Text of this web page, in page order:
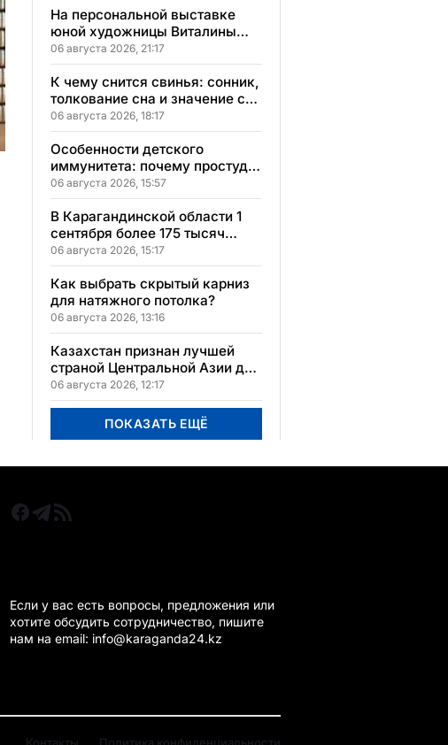
На персональной выставке
юной художницы Виталины
представлено 156 работ
06 августа 2026, 21:17
К чему снится свинья: сонник,
толкование сна и значение сна
для вашей жизни
06 августа 2026, 18:17
Особенности детского
иммунитета: почему простуды
у детей протекают иначе и как
правильно им помогать
06 августа 2026, 15:57
В Карагандинской области 1
сентября более 175 тысяч
школьников начнут учебный
год
06 августа 2026, 15:17
Как выбрать скрытый карниз
для натяжного потолка?
06 августа 2026, 13:16
Казахстан признан лучшей
страной Центральной Азии для
переезда
06 августа 2026, 12:17
ПОКАЗАТЬ ЕЩЁ
Если у вас есть вопросы, предложения или
хотите обсудить сотрудничество, пишите
нам на email: info@karaganda24.kz